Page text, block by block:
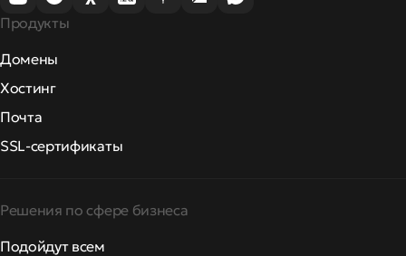
Продукты
Домены
Хостинг
Почта
SSL-сертификаты
Решения по сфере бизнеса
Подойдут всем